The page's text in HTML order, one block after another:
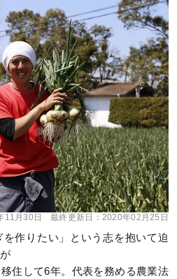
11月30日 最終更新日： 2020年02月25日
を作りたい」という志を抱いて迫
住して6年。代表を務める農業法